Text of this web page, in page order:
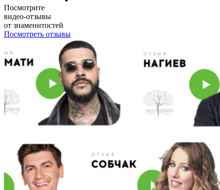
Посмотрите
видео-отзывы
от знаменитостей
Посмотреть отзывы